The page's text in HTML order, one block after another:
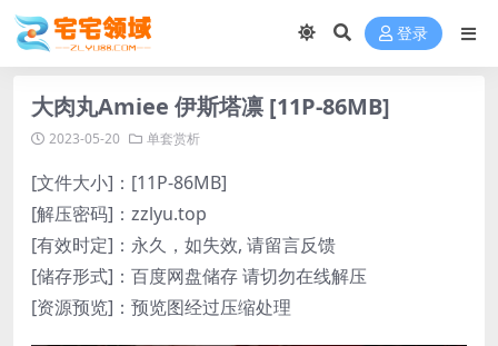
登录
大肉丸Amiee 伊斯塔凛 [11P-86MB]
2023-05-20 单套赏析
[文件大小]：[11P-86MB]
[解压密码]：zzlyu.top
[有效时定]：永久，如失效, 请留言反馈
[储存形式]：百度网盘储存 请切勿在线解压
[资源预览]：预览图经过压缩处理